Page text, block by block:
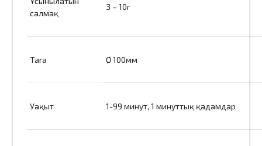
салмақ
3 – 10г
Tara Ø 100мм
Уақыт 1-99 минут, 1 минуттық қадамдар